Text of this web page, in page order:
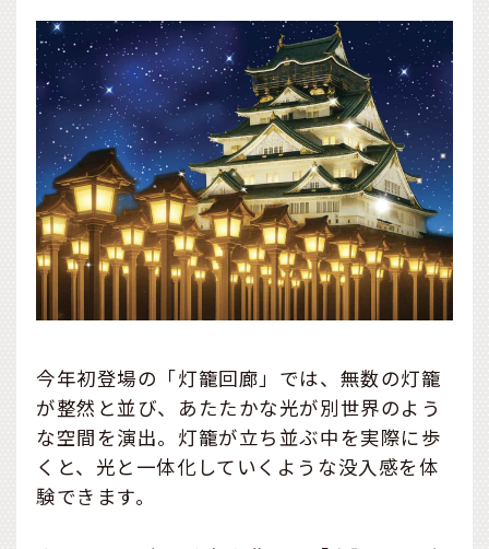
今年初登場の「灯籠回廊」では、無数の灯籠
が整然と並び、あたたかな光が別世界のよう
な空間を演出。灯籠が立ち並ぶ中を実際に歩
くと、光と一体化していくような没入感を体
験できます。